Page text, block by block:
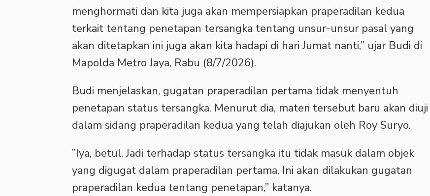
menghormati dan kita juga akan mempersiapkan praperadilan kedua
terkait tentang penetapan tersangka tentang unsur-unsur pasal yang
akan ditetapkan ini juga akan kita hadapi di hari Jumat nanti,” ujar Budi di
Mapolda Metro Jaya, Rabu (8/7/2026).
‎Budi menjelaskan, gugatan praperadilan pertama tidak menyentuh
penetapan status tersangka. Menurut dia, materi tersebut baru akan diuji
dalam sidang praperadilan kedua yang telah diajukan oleh Roy Suryo.
‎”Iya, betul. Jadi terhadap status tersangka itu tidak masuk dalam objek
yang digugat dalam praperadilan pertama. Ini akan dilakukan gugatan
praperadilan kedua tentang penetapan,” katanya.